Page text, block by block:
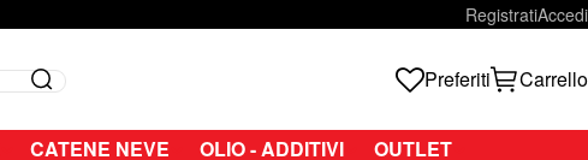
RegistratiAccedi
Search Preferiti Carrello
CATENE NEVE OLIO - ADDITIVI OUTLET